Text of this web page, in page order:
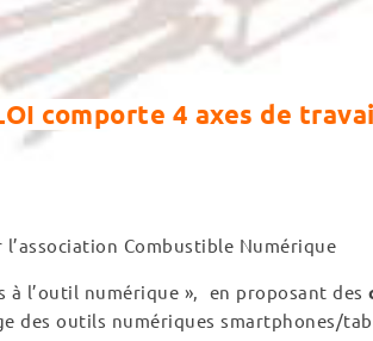
comporte 4 axes de
Combustible Numérique
à l’outil numérique », en proposant des
des outils numériques smartphones/